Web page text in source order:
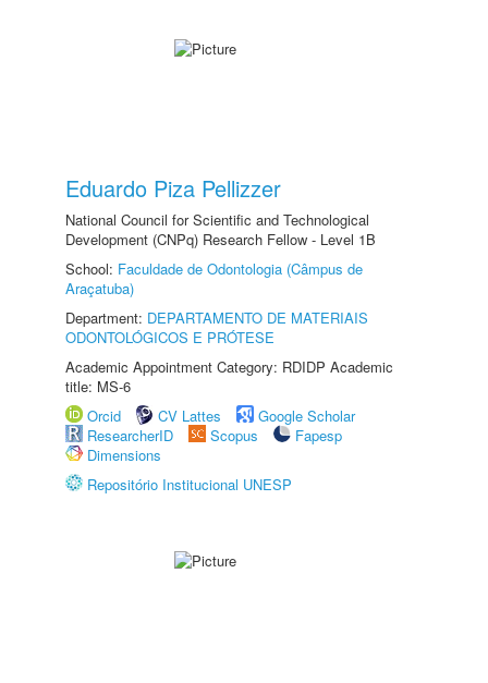
Eduardo Piza Pellizzer
National Council for Scientific and Technological
Development (CNPq) Research Fellow - Level 1B
School: Faculdade de Odontologia (Câmpus de
Araçatuba)
Department: DEPARTAMENTO DE MATERIAIS
ODONTOLÓGICOS E PRÓTESE
Academic Appointment Category: RDIDP Academic
title: MS-6
Orcid
CV Lattes
Google Scholar
ResearcherID
Scopus
Fapesp
Dimensions
Repositório Institucional UNESP